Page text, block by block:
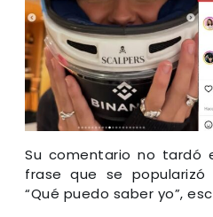
Su comentario no tardó
frase que se
“Qué puedo saber yo”,